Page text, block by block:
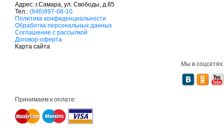
Адрес: г.Самара, ул. Свободы, д.85
Тел.: (846)997-08-10
с
а
д
о
в
и
к
а
м
т
Политика конфиденциальности
Обработка персональных данных
Соглашение с рассылкой
Договор-оферта
Карта сайта
Мы в соцсетях:
Принимаем к оплате: